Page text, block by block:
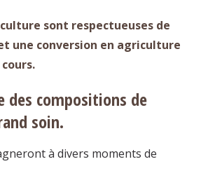
sont respectueuses de
une conversion en agriculture
des compositions de
soin.
à divers moments de